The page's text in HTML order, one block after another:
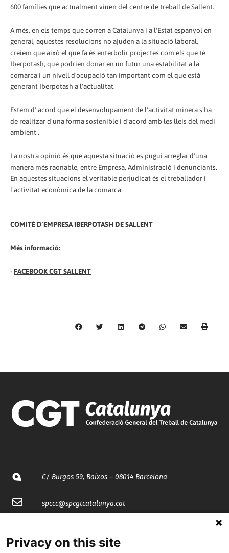
600 famílies que actualment viuen del centre de treball de Sallent.
A més, en els temps que corren a Catalunya i a l'Estat espanyol en
general, aquestes resolucions no ajuden a la situació laboral,
creiem que això el que fa és enterbolir projectes com els que té
Iberpotash, que podrien donar en un futur una estabilitat a la
comarca i un nivell d'ocupació tan important com el que està
generant Iberpotash a l'actualitat.
Estem d' acord que el desenvolupament de l'activitat minera s'ha
de realitzar d'una forma sostenible i d'acord amb les lleis del medi
ambient .
La nostra opinió és que aquesta situació es pugui arreglar d'una
manera més raonable, entre Empresa, Administració i denunciants.
En aquestes situacions el veritable perjudicat és el treballador i
l'activitat econòmica de la comarca.
COMITÈ D´EMPRESA IBERPOTASH DE SALLENT
Més informació:
- FACEBOOK CGT SALLENT
C/ Burgos 59, Baixos – 08014 Barcelona
spccc@spcgtcatalunya.cat
Privacy on this site